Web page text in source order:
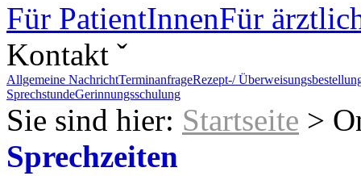
Für PatientInnenFür
Kontakt ˇ
Allgemeine NachrichtTerminanfrageRezept-/
SprechstundeGerinnungsschulung
Sie sind hier: Startseite >
Sprechzeiten